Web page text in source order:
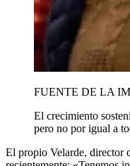
FUENTE DE LA
El crecimiento
pero no por igual a
El propio Velarde, director